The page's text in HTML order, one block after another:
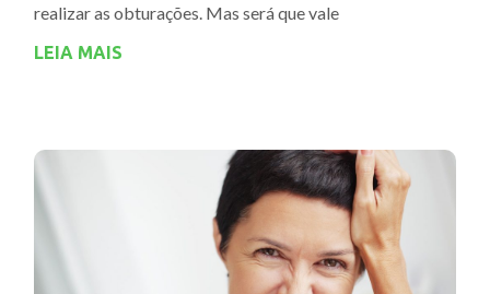
realizar as obturações. Mas será que vale
LEIA MAIS